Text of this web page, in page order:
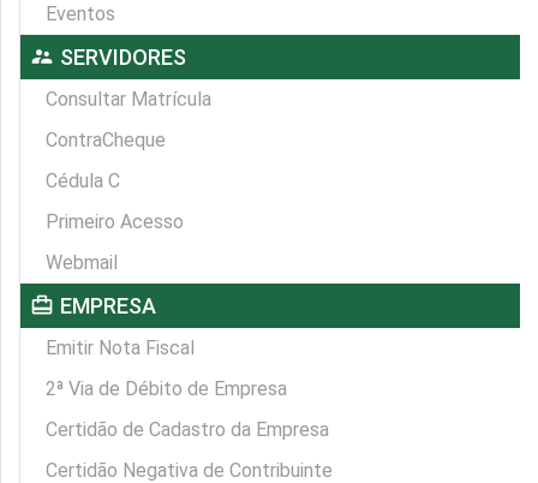
Eventos
supervisor_account SERVIDORES
Consultar Matrícula
ContraCheque
Cédula C
Primeiro Acesso
Webmail
card_travel EMPRESA
Emitir Nota Fiscal
2ª Via de Débito de Empresa
Certidão de Cadastro da Empresa
Certidão Negativa de Contribuinte